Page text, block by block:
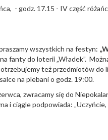
- godz. 17.15 - IV część
wszystkich na festyn:
fanty do loterii „Władek”.
też przedmiotów
na plebani o godz. 19:00.
zwracamy się do
i ciągle podpowiada: